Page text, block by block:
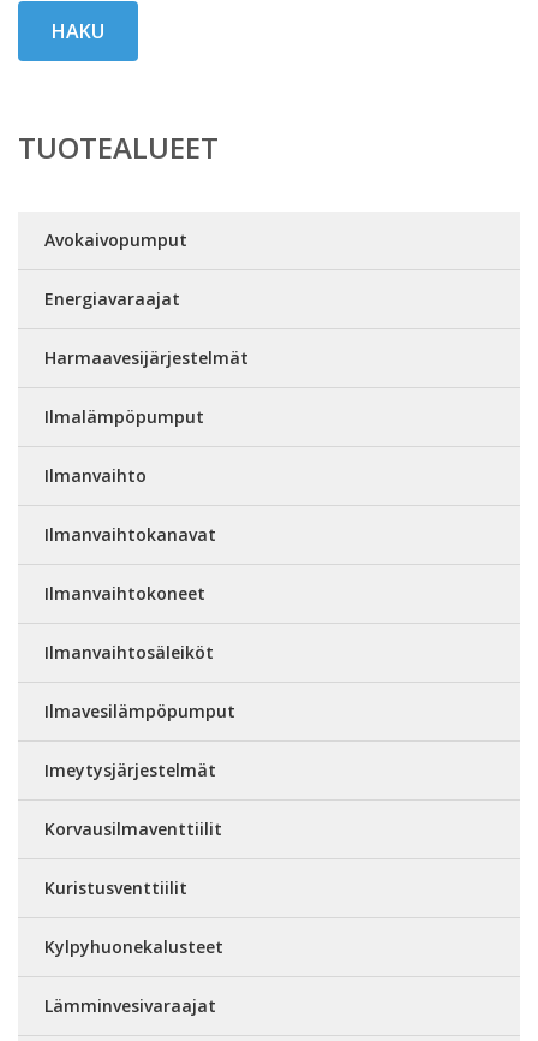
HAKU
TUOTEALUEET
Avokaivopumput
Energiavaraajat
Harmaavesijärjestelmät
Ilmalämpöpumput
Ilmanvaihto
Ilmanvaihtokanavat
Ilmanvaihtokoneet
Ilmanvaihtosäleiköt
Ilmavesilämpöpumput
Imeytysjärjestelmät
Korvausilmaventtiilit
Kuristusventtiilit
Kylpyhuonekalusteet
Lämminvesivaraajat